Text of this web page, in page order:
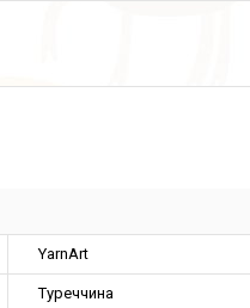
YarnArt
Туреччина